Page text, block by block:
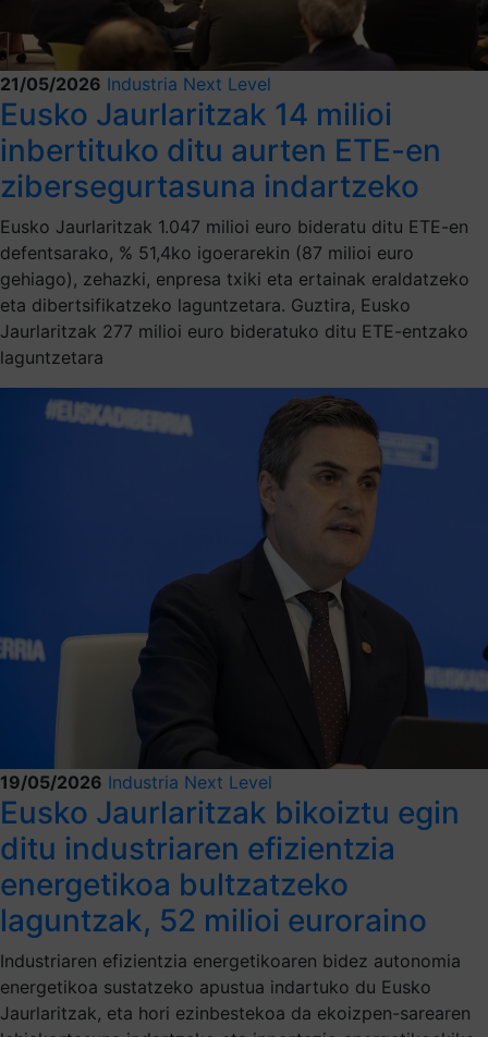
21/05/2026 Industria Next Level
Eusko Jaurlaritzak 14 milioi
inbertituko ditu aurten ETE-en
zibersegurtasuna indartzeko
Eusko Jaurlaritzak 1.047 milioi euro bideratu ditu ETE-en
defentsarako, % 51,4ko igoerarekin (87 milioi euro
gehiago), zehazki, enpresa txiki eta ertainak eraldatzeko
eta dibertsifikatzeko laguntzetara. Guztira, Eusko
Jaurlaritzak 277 milioi euro bideratuko ditu ETE-entzako
laguntzetara
19/05/2026 Industria Next Level
Eusko Jaurlaritzak bikoiztu egin
ditu industriaren efizientzia
energetikoa bultzatzeko
laguntzak, 52 milioi euroraino
Industriaren efizientzia energetikoaren bidez autonomia
energetikoa sustatzeko apustua indartuko du Eusko
Jaurlaritzak, eta hori ezinbestekoa da ekoizpen-sarearen